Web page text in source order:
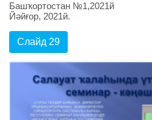
Башҡортостан №1,2021й
Йәйғор, 2021й.
Слайд 29